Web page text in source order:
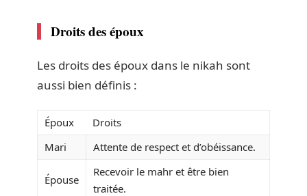
Droits des époux
Les droits des époux dans le nikah sont
aussi bien définis :
Époux
Droits
Mari
Attente de respect et d’obéissance.
Épouse
Recevoir le mahr et être bien
traitée.